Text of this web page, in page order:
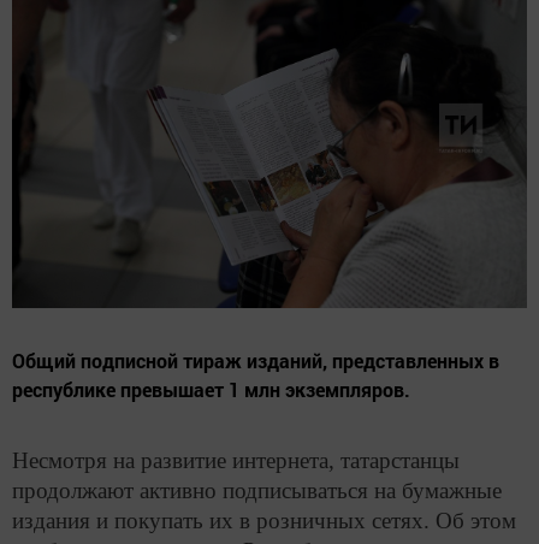
Общий подписной тираж изданий, представленных в
республике превышает 1 млн экземпляров.
Несмотря на развитие интернета, татарстанцы
продолжают активно подписываться на бумажные
издания и покупать их в розничных сетях. Об этом